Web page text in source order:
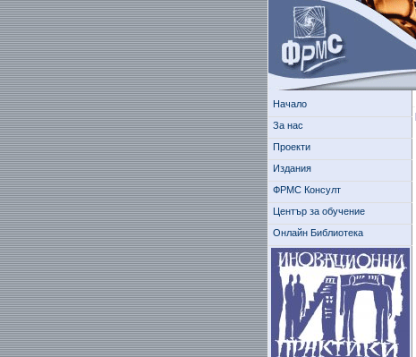
Начало
За нас
Проекти
Издания
ФРМС Консулт
Център за обучение
Онлайн Библиотека